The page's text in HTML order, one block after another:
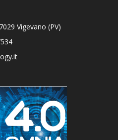
Vigevano (PV)